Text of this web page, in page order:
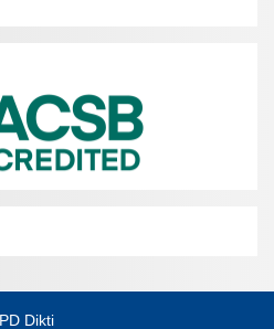
PD Dikti